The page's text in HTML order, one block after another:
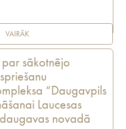
VAIRĀK
sākotnējo
“Daugavpils
Laucesas
novadā